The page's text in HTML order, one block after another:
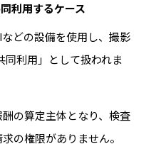
利用するケース
どの設備を使用し、撮影
同利用」として扱われま
の算定主体となり、検査
の権限がありません。